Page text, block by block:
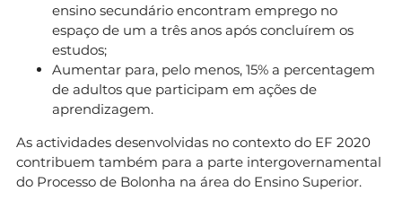
ensino secundário encontram emprego no
espaço de um a três anos após concluírem os
estudos;
Aumentar para, pelo menos, 15% a percentagem
de adultos que participam em ações de
aprendizagem.
As actividades desenvolvidas no contexto do EF 2020
contribuem também para a parte intergovernamental
do Processo de Bolonha na área do Ensino Superior.